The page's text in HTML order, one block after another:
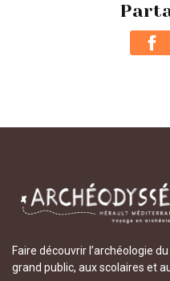
Faire découvrir l’archéologie
grand public, aux scolaires et